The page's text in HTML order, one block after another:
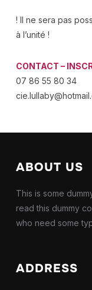
! Il ne sera pas
à l’unité !
CONTACT –
07 86 55 80 34
ABOUT US
This is some
read this dummy
who need some
ADDRESS